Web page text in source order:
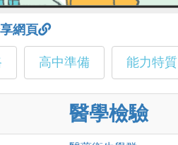
網頁
高中準備 能力特質
醫學檢驗